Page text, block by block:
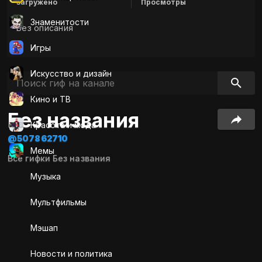
Знаменитости
Игры
Искусcтво и дизайн
Кино и ТВ
Красота и мода
Мемы
Музыка
Мультфильмы
Мэшап
Новости и политика
Загружено Просмотры
Без описания
Без названия
@507862710
Все гифки Без названия